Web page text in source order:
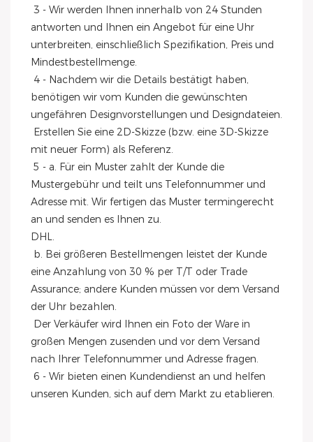
antworten und Ihnen ein Angebot für eine Uhr
unterbreiten, einschließlich Spezifikation, Preis und
Mindestbestellmenge.
benötigen wir vom Kunden die gewünschten
ungefähren Designvorstellungen und Designdateien.
mit neuer Form) als Referenz.
Mustergebühr und teilt uns Telefonnummer und
Adresse mit. Wir fertigen das Muster termingerecht
an und senden es Ihnen zu.
DHL.
eine Anzahlung von 30 % per T/T oder Trade
Assurance; andere Kunden müssen vor dem Versand
der Uhr bezahlen.
großen Mengen zusenden und vor dem Versand
nach Ihrer Telefonnummer und Adresse fragen.
unseren Kunden, sich auf dem Markt zu etablieren.